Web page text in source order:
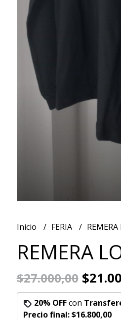
Inicio FERIA REMERA
REMERA
$27.000,00
20% OFFcon
Precio final:$16.800,00